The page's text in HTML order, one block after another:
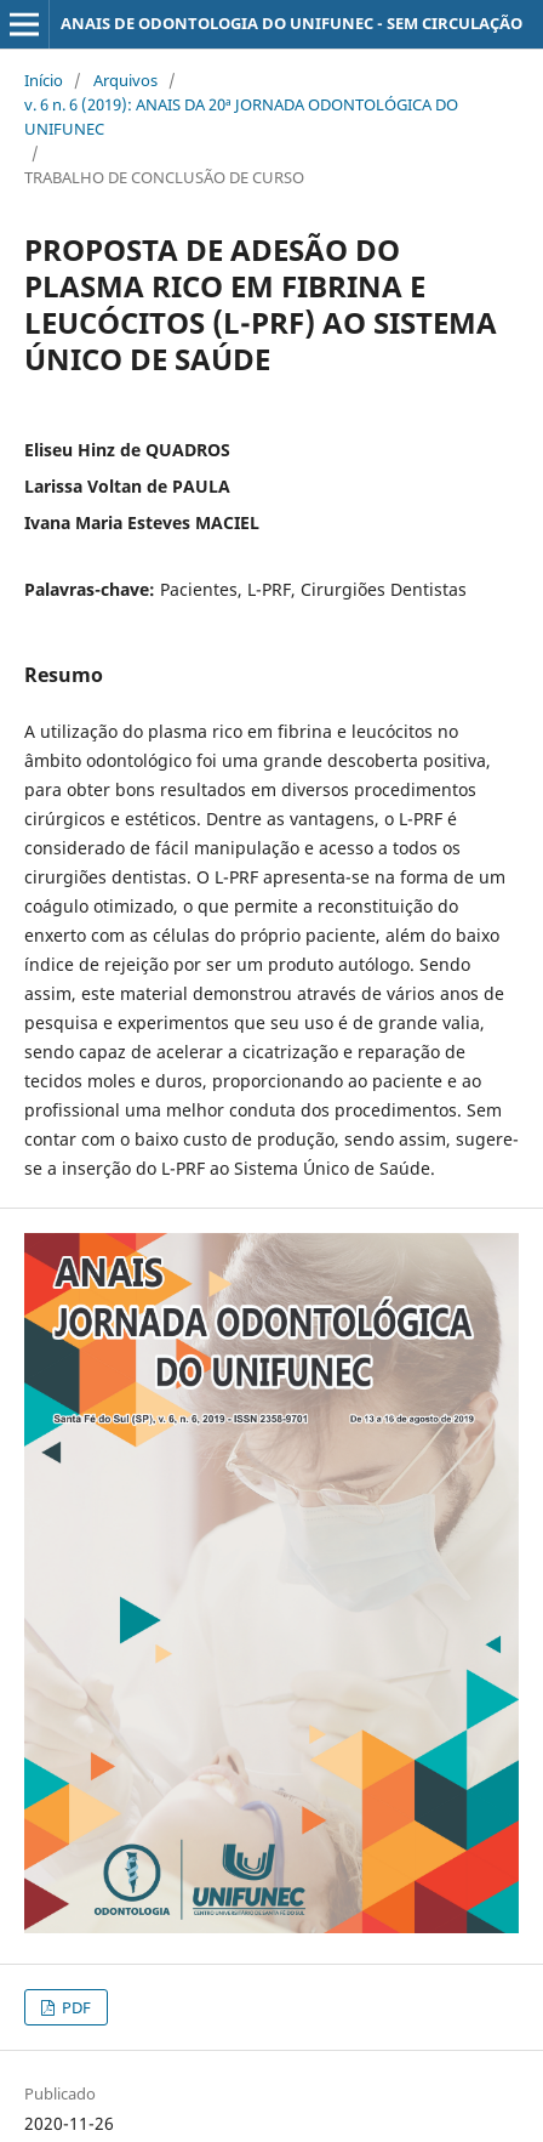
ANAIS DE ODONTOLOGIA DO UNIFUNEC - SEM CIRCULAÇÃO
Início / Arquivos /
v. 6 n. 6 (2019): ANAIS DA 20ª JORNADA ODONTOLÓGICA DO
UNIFUNEC
/
TRABALHO DE CONCLUSÃO DE CURSO
PROPOSTA DE ADESÃO DO
PLASMA RICO EM FIBRINA E
LEUCÓCITOS (L-PRF) AO SISTEMA
ÚNICO DE SAÚDE
Eliseu Hinz de QUADROS
Larissa Voltan de PAULA
Ivana Maria Esteves MACIEL
Palavras-chave: Pacientes, L-PRF, Cirurgiões Dentistas
Resumo
A utilização do plasma rico em fibrina e leucócitos no
âmbito odontológico foi uma grande descoberta positiva,
para obter bons resultados em diversos procedimentos
cirúrgicos e estéticos. Dentre as vantagens, o L-PRF é
considerado de fácil manipulação e acesso a todos os
cirurgiões dentistas. O L-PRF apresenta-se na forma de um
coágulo otimizado, o que permite a reconstituição do
enxerto com as células do próprio paciente, além do baixo
índice de rejeição por ser um produto autólogo. Sendo
assim, este material demonstrou através de vários anos de
pesquisa e experimentos que seu uso é de grande valia,
sendo capaz de acelerar a cicatrização e reparação de
tecidos moles e duros, proporcionando ao paciente e ao
profissional uma melhor conduta dos procedimentos. Sem
contar com o baixo custo de produção, sendo assim, sugere-
se a inserção do L-PRF ao Sistema Único de Saúde.
PDF
Publicado
2020-11-26